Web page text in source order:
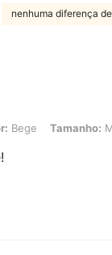
nenhuma diferença
Tamanho: M
Bege Tamanho: